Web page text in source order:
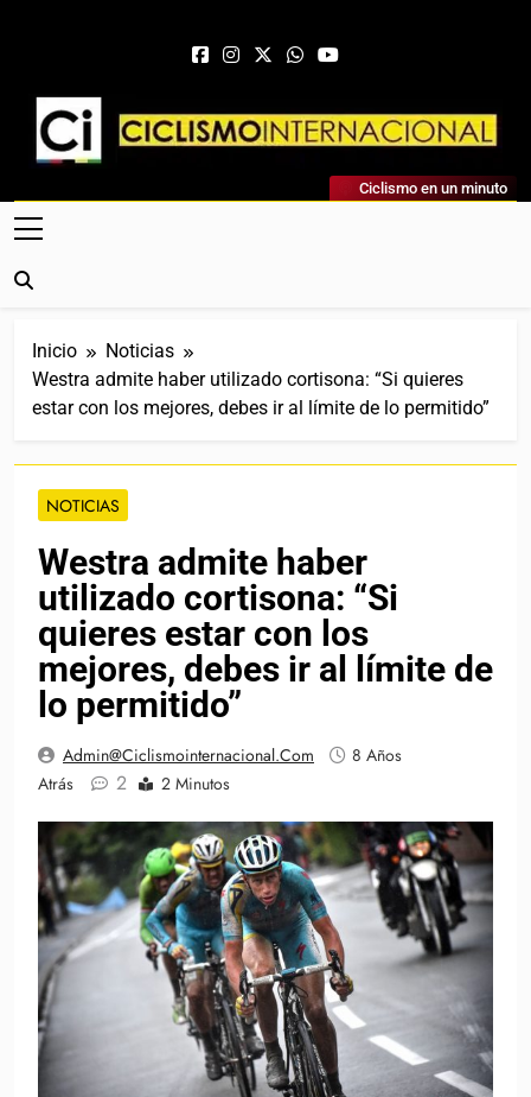
Ciclismo Internacional
Web Dedicada Al Ciclismo Mundial. Entrevistas, Análisis,
Crónicas, Previas Y Más. La Web Ciclista De Referencia.
Ciclismo en un minuto
Inicio
Noticias
Westra admite haber utilizado cortisona: “Si quieres
estar con los mejores, debes ir al límite de lo permitido”
NOTICIAS
Westra admite haber
utilizado cortisona: “Si
quieres estar con los
mejores, debes ir al límite de
lo permitido”
Admin@ciclismointernacional.com
8 Años
Atrás
2 2 Minutos